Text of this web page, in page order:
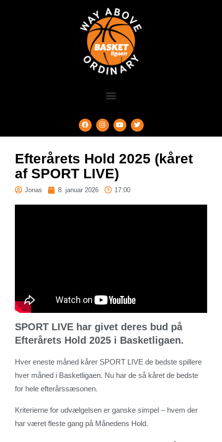
Efterårets Hold 2025 (kåret
af SPORT LIVE)
Jonas 8. januar 2026 17:00
SPORT LIVE har givet deres bud på
Efterårets Hold 2025 i Basketligaen.
Hver eneste måned kårer SPORT LIVE de bedste spillere
hver måned i Basketligaen. Nu har de så kåret de bedste
for hele efterårssæsonen.
Kriterierne for udvælgelsen er ganske simpel – hvem der
har været fleste gang på Månedens Hold.